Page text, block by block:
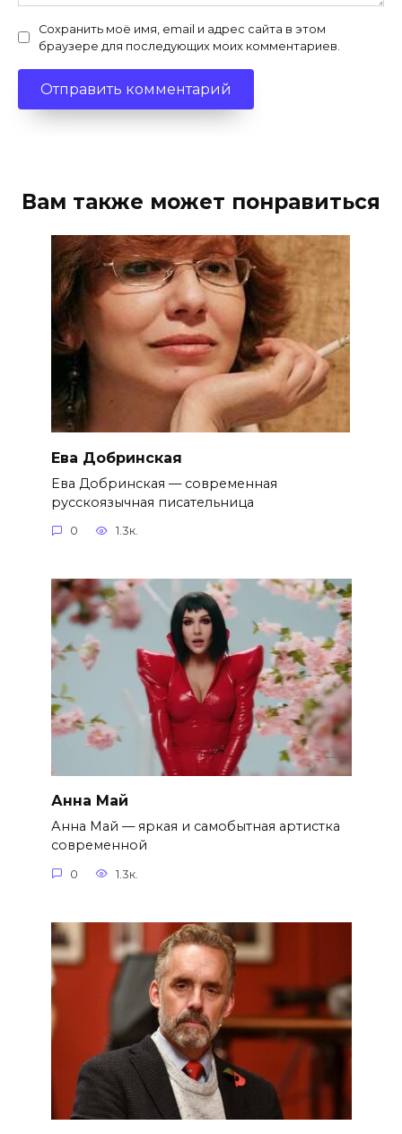
Сохранить моё имя, email и адрес сайта в этом
браузере для последующих моих комментариев.
Вам также может понравиться
Ева Добринская
Ева Добринская — современная
русскоязычная писательница
0 1.3к.
Анна Май
Анна Май — яркая и самобытная артистка
современной
0 1.3к.